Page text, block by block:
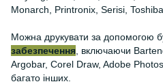
Monarch, Printronix, Serisi,
Можна друкувати за допомогою
забезпечення , включаючи
Argobar, Corel Draw, Adobe
багато інших.